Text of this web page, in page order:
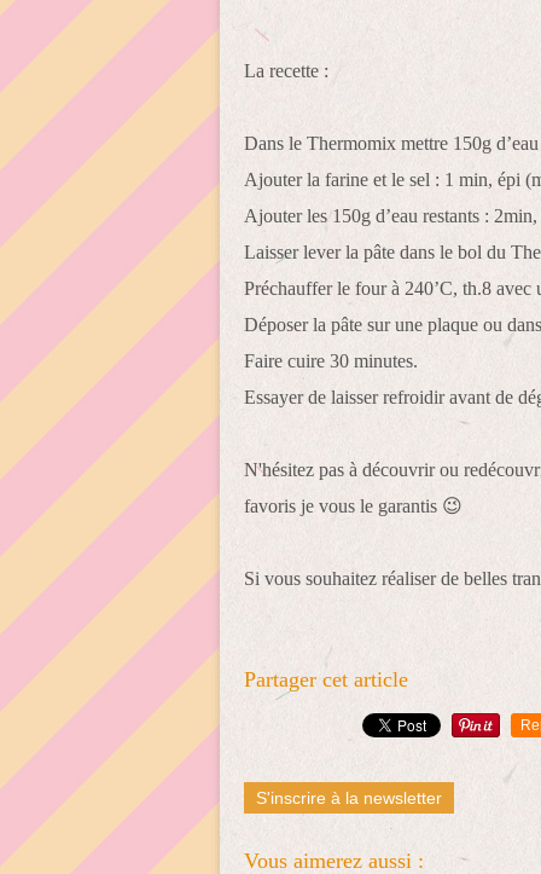
La recette :
Dans le Thermomix mettre 150g
Ajouter la farine et le sel : 1 min, épi
Ajouter les 150g d’eau restants :
Laisser lever la pâte dans le bol du
Préchauffer le four à 240’C, th.8
Déposer la pâte sur une plaque ou
Faire cuire 30 minutes.
Essayer de laisser refroidir avant de
N'hésitez pas à découvrir ou
favoris je vous le garantis 😉
Si vous souhaitez réaliser de belles
Partager cet article
S'inscrire à la newsletter
Vous aimerez aussi :